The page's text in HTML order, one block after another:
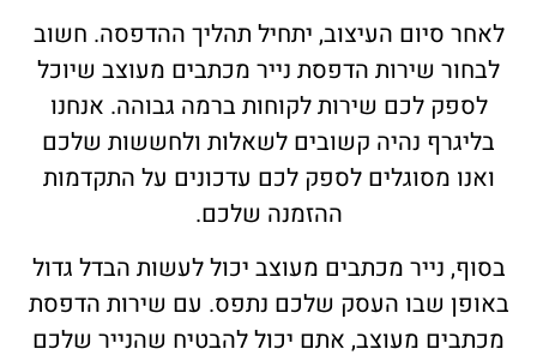
לאחר סיום העיצוב, יתחיל תהליך ההדפסה. חשוב
לבחור שירות הדפסת נייר מכתבים מעוצב שיוכל
לספק לכם שירות לקוחות ברמה גבוהה. אנחנו
בליגרף נהיה קשובים לשאלות ולחששות שלכם
ואנו מסוגלים לספק לכם עדכונים על התקדמות
ההזמנה שלכם.
בסוף, נייר מכתבים מעוצב יכול לעשות הבדל גדול
באופן שבו העסק שלכם נתפס. עם שירות הדפסת
מכתבים מעוצב, אתם יכול להבטיח שהנייר שלכם